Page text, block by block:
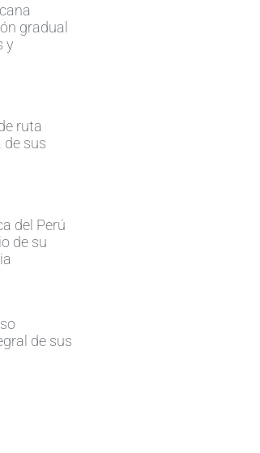
gradual
y
ruta
sus
del Perú
de su
de sus